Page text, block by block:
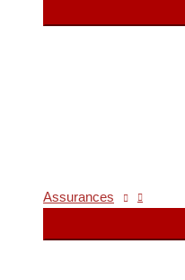
Assurances